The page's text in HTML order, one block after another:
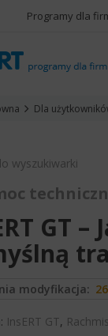
Programy dla
Dla
wyszukiwarki
GT
modyfikacja:
InsERT GT,